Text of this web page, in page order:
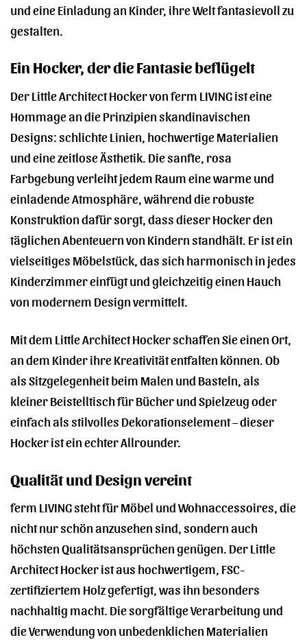
und eine Einladung an Kinder, ihre Welt fantasievoll zu
gestalten.
Ein Hocker, der die Fantasie beflügelt
Der Little Architect Hocker von ferm LIVING ist eine
Hommage an die Prinzipien skandinavischen
Designs: schlichte Linien, hochwertige Materialien
und eine zeitlose Ästhetik. Die sanfte, rosa
Farbgebung verleiht jedem Raum eine warme und
einladende Atmosphäre, während die robuste
Konstruktion dafür sorgt, dass dieser Hocker den
täglichen Abenteuern von Kindern standhält. Er ist ein
vielseitiges Möbelstück, das sich harmonisch in jedes
Kinderzimmer einfügt und gleichzeitig einen Hauch
von modernem Design vermittelt.
Mit dem Little Architect Hocker schaffen Sie einen Ort,
an dem Kinder ihre Kreativität entfalten können. Ob
als Sitzgelegenheit beim Malen und Basteln, als
kleiner Beistelltisch für Bücher und Spielzeug oder
einfach als stilvolles Dekorationselement – dieser
Hocker ist ein echter Allrounder.
Qualität und Design vereint
ferm LIVING steht für Möbel und Wohnaccessoires, die
nicht nur schön anzusehen sind, sondern auch
höchsten Qualitätsansprüchen genügen. Der Little
Architect Hocker ist aus hochwertigem, FSC-
zertifiziertem Holz gefertigt, was ihn besonders
nachhaltig macht. Die sorgfältige Verarbeitung und
die Verwendung von unbedenklichen Materialien